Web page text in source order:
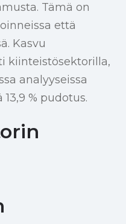
Tämä on
että
Kasvu
kiinteistösektorilla,
analyyseissa
% pudotus.